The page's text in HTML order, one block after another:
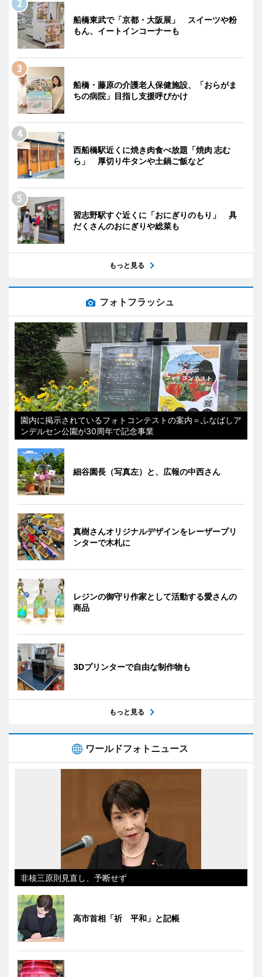
船橋東武で「京都・大阪展」 スイーツや粉
もん、イートインコーナーも
船橋・藤原の介護老人保健施設、「おらがま
ちの病院」目指し支援呼びかけ
西船橋駅近くに焼き肉食べ放題「焼肉 志む
ら」 厚切り牛タンや土鍋ご飯など
習志野駅すぐ近くに「おにぎりのもり」 具
だくさんのおにぎりや総菜も
もっと見る
フォトフラッシュ
園内に掲示されているフォトコンテストの案内＝ふなばしア
ンデルセン公園が30周年で記念事業
細谷園長（写真左）と、広報の中西さん
真樹さんオリジナルデザインをレーザープリ
ンターで木札に
レジンの御守り作家として活動する愛さんの
商品
3Dプリンターで自由な制作物も
もっと見る
ワールドフォトニュース
非核三原則見直し、予断せず
高市首相「祈 平和」と記帳